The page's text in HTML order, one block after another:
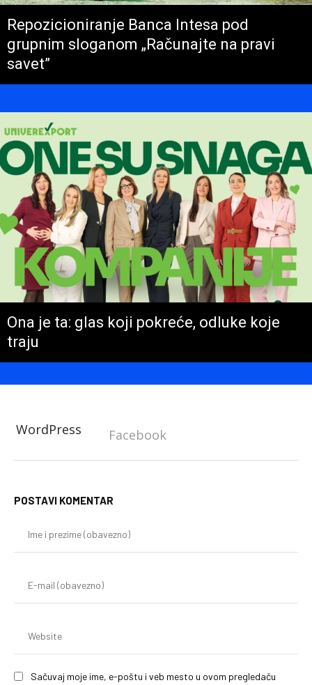
Repozicioniranje Banca Intesa pod
grupnim sloganom „Računajte na pravi
savet”
Ona je ta: glas koji pokreće, odluke koje
traju
WordPress Facebook
POSTAVI KOMENTAR
Sačuvaj moje ime, e-poštu i veb mesto u ovom pregledaču